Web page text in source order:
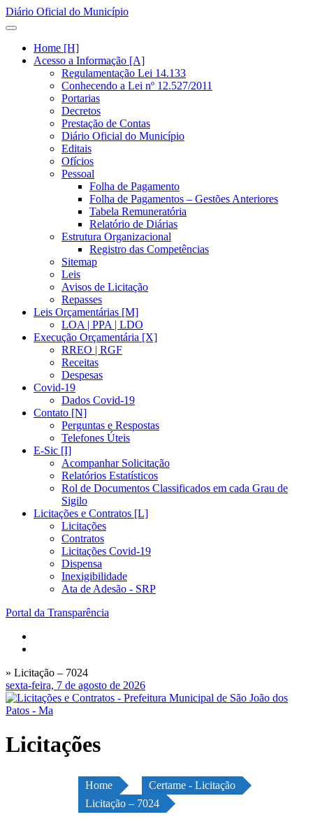
Diário Oficial do Município
Home [H]
Acesso a Informação [A]
Regulamentação Lei 14.133
Conhecendo a Lei nº 12.527/2011
Portarias
Decretos
Prestação de Contas
Diário Oficial do Município
Editais
Ofícios
Pessoal
Folha de Pagamento
Folha de Pagamentos – Gestões Anteriores
Tabela Remuneratória
Relatório de Diárias
Estrutura Organizacional
Registro das Competências
Sitemap
Leis
Avisos de Licitação
Repasses
Leis Orçamentárias [M]
LOA | PPA | LDO
Execução Orçamentária [X]
RREO | RGF
Receitas
Despesas
Covid-19
Dados Covid-19
Contato [N]
Perguntas e Respostas
Telefones Úteis
E-Sic [I]
Acompanhar Solicitação
Relatórios Estatísticos
Rol de Documentos Classificados em cada Grau de
Sigilo
Licitações e Contratos [L]
Licitações
Contratos
Licitações Covid-19
Dispensa
Inexigibilidade
Ata de Adesão - SRP
Portal da Transparência
» Licitação – 7024
sexta-feira, 7 de agosto de 2026
Licitações
Home
Certame - Licitação
Licitação – 7024